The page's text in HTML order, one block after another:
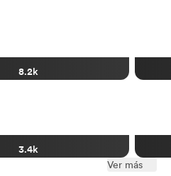
8.2k
3.4k
Ver más